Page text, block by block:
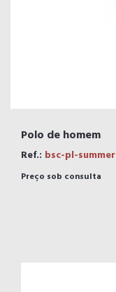
Polo de homem
Ref.: bsc-pl-summer
Preço sob consulta